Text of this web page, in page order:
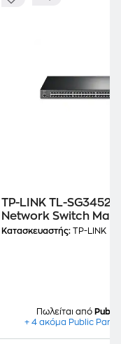
TP-LINK TL-SG3452P
Network Switch
L2 Gigabit Ethernet
Κατασκευαστής: TP-LINK
Πωλείται από Public
+ 4 ακόμα Public